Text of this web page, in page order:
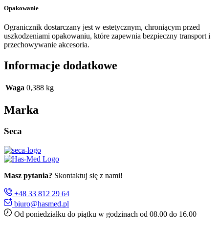
Opakowanie
Ogranicznik dostarczany jest w estetycznym, chroniącym przed
uszkodzeniami opakowaniu, które zapewnia bezpieczny transport i
przechowywanie akcesoria.
Informacje dodatkowe
Waga 0,388 kg
Marka
Seca
Masz pytania? Skontaktuj się z nami!
+48 33 812 29 64
biuro@hasmed.pl
Od poniedziałku do piątku w godzinach od 08.00 do 16.00